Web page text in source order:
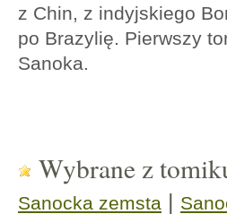
z Chin, z indyjskiego
po Brazylię. Pierwszy
Sanoka.
Wybrane z
Sanocka zemsta